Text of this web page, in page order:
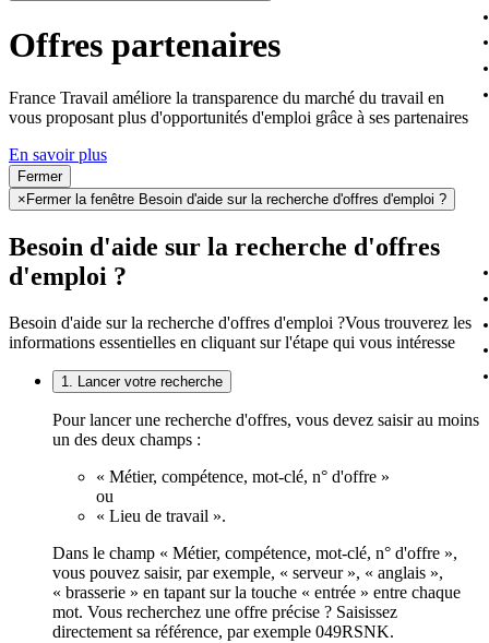
Offres partenaires
France Travail améliore la transparence du marché du travail en
vous proposant plus d'opportunités d'emploi grâce à ses partenaires
En savoir plus
Fermer
× Fermer la fenêtre Besoin d'aide sur la recherche d'offres d'emploi ?
Besoin d'aide sur la recherche d'offres
d'emploi ?
Besoin d'aide sur la recherche d'offres d'emploi ?Vous trouverez les
informations essentielles en cliquant sur l'étape qui vous intéresse
1. Lancer votre recherche
Pour lancer une recherche d'offres, vous devez saisir au moins
un des deux champs :
« Métier, compétence, mot-clé, n° d'offre »
ou
« Lieu de travail ».
Dans le champ « Métier, compétence, mot-clé, n° d'offre »,
vous pouvez saisir, par exemple, « serveur », « anglais »,
« brasserie » en tapant sur la touche « entrée » entre chaque
mot. Vous recherchez une offre précise ? Saisissez
directement sa référence, par exemple 049RSNK.